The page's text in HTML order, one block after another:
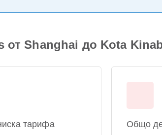
Shanghai до Kota
тарифа Общо